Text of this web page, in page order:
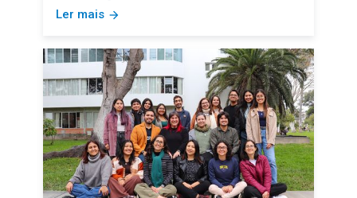
Ler mais arrow_forward